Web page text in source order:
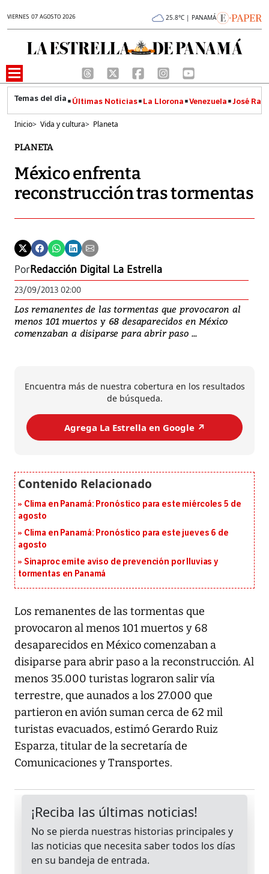
VIERNES 07 AGOSTO 2026 25.8°C | PANAMÁ
Últimas Noticias La Llorona Venezuela José
Inicio> Vida y cultura> Planeta
PLANETA
México enfrenta
reconstrucción tras tormentas
PorRedacción Digital La Estrella
23/09/2013 02:00
Los remanentes de las tormentas que provocaron al
menos 101 muertos y 68 desaparecidos en México
comenzaban a disiparse para abrir paso ...
Encuentra más de nuestra cobertura en los resultados
de búsqueda.
Agrega La Estrella en Google ↗️
Clima en Panamá: Pronóstico para este miércoles 5 de
agosto
Clima en Panamá: Pronóstico para este jueves 6 de
agosto
Sinaproc emite aviso de prevención por lluvias y
tormentas en Panamá
Los remanentes de las tormentas que
provocaron al menos 101 muertos y 68
desaparecidos en México comenzaban a
disiparse para abrir paso a la reconstrucción. Al
menos 35.000 turistas lograron salir vía
terrestre, que aunados a los 27.000 que
partieron en avión suman cerca de 62 mil
turistas evacuados, estimó Gerardo Ruiz
Esparza, titular de la secretaría de
Comunicaciones y Transportes.